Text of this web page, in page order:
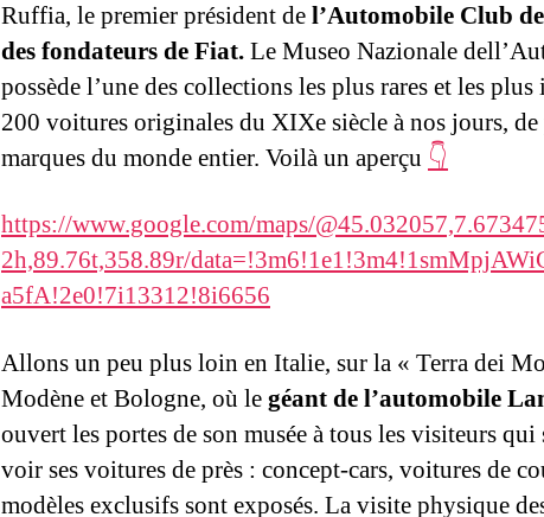
Ruffia, le premier président del’Automobile Club
des fondateurs de Fiat.Le Museo Nazionale
possède l’une des collections les plus rares et les plus
200 voitures originales du XIXe siècle à nos jours,
marques du monde entier. Voilà un aperçu 👇
https://www.google.com/maps/
2h,89.76t,358.89r/
a5fA!2e0!7i13312!8i6656
Allons un peu plus loin en Italie, sur la « Terra dei
Modène et Bologne, où legéant de l’automobile
ouvert les portes de son musée à tous les visiteurs
voir ses voitures de près : concept-cars, voitures de
modèles exclusifs sont exposés. La visite physique